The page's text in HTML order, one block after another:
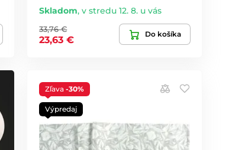
Skladom,v stredu 12. 8. u vás
33,76 €
23,63 €
Do košíka
Zľava-30%
Výpredaj